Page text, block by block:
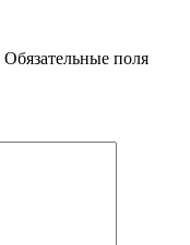
Обязательные поля